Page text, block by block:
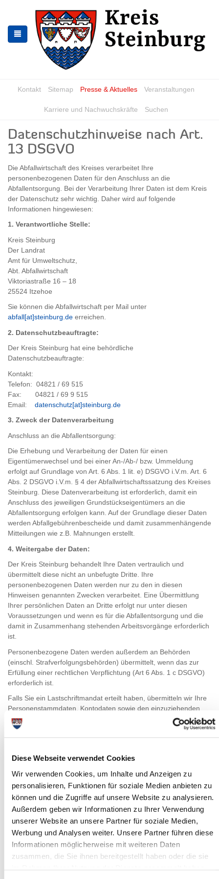
Diese Webseite verwendet Cookies
Wir verwenden Cookies, um Inhalte und Anzeigen zu
personalisieren, Funktionen für soziale Medien anbieten zu
können und die Zugriffe auf unsere Website zu analysieren.
Außerdem geben wir Informationen zu Ihrer Verwendung
unserer Website an unsere Partner für soziale Medien,
Werbung und Analysen weiter. Unsere Partner führen diese
Informationen möglicherweise mit weiteren Daten
zusammen, die Sie ihnen bereitgestellt haben oder die sie
the
navigation
the
content
Kontakt Sitemap Presse & Aktuelles Veranstaltungen
Karriere und Nachwuchskräfte Suchen
Datenschutzhinweise nach Art.
13 DSGVO
Die Abfallwirtschaft des Kreises verarbeitet Ihre
personenbezogenen Daten für den Anschluss an die
Abfallentsorgung. Bei der Verarbeitung Ihrer Daten ist dem Kreis
der Datenschutz sehr wichtig. Daher wird auf folgende
Informationen hingewiesen:
1. Verantwortliche Stelle:
Kreis Steinburg
Der Landrat
Amt für Umweltschutz,
Abt. Abfallwirtschaft
Viktoriastraße 16 – 18
25524 Itzehoe
Sie können die Abfallwirtschaft per Mail unter
abfall[at]steinburg.de erreichen.
2. Datenschutzbeauftragte:
Der Kreis Steinburg hat eine behördliche
Datenschutzbeauftragte:
Kontakt:
Telefon: 04821 / 69 515
Fax: 04821 / 69 9 515
Email: datenschutz[at]steinburg.de
3. Zweck der Datenverarbeitung
Anschluss an die Abfallentsorgung:
Die Erhebung und Verarbeitung der Daten für einen
Eigentümerwechsel und bei einer An-/Ab-/ bzw. Ummeldung
erfolgt auf Grundlage von Art. 6 Abs. 1 lit. e) DSGVO i.V.m. Art. 6
Abs. 2 DSGVO i.V.m. § 4 der Abfallwirtschaftssatzung des Kreises
Steinburg. Diese Datenverarbeitung ist erforderlich, damit ein
Anschluss des jeweiligen Grundstückseigentümers an die
Abfallentsorgung erfolgen kann. Auf der Grundlage dieser Daten
werden Abfallgebührenbescheide und damit zusammenhängende
Mitteilungen wie z.B. Mahnungen erstellt.
4. Weitergabe der Daten:
Der Kreis Steinburg behandelt Ihre Daten vertraulich und
übermittelt diese nicht an unbefugte Dritte. Ihre
personenbezogenen Daten werden nur zu den in diesen
Hinweisen genannten Zwecken verarbeitet. Eine Übermittlung
Ihrer persönlichen Daten an Dritte erfolgt nur unter diesen
Voraussetzungen und wenn es für die Abfallentsorgung und die
damit in Zusammenhang stehenden Arbeitsvorgänge erforderlich
ist.
Personenbezogene Daten werden außerdem an Behörden
(einschl. Strafverfolgungsbehörden) übermittelt, wenn das zur
Erfüllung einer rechtlichen Verpflichtung (Art 6 Abs. 1 c DSGVO)
erforderlich ist.
Falls Sie ein Lastschriftmandat erteilt haben, übermitteln wir Ihre
Personenstammdaten, Kontodaten sowie den einzuziehenden
Betrag an die Bank.
GmbH als beauftragter IT-Dienstleister für das Fachverfahren
Logistikpartner – Zugriff.
Für die Einführung der Gelben Tonne zum 01.01.2027 und zur
Durchführung der Sammlung von Leichtverpackungen
übermitteln wir einmalig die hierfür erforderlichen Daten der
abfallrechtlich angeschlossenen Grundstücke an das von den
Systembetreibern beauftragte Logistikunternehmen
Umweltservice Nord GmbH (USN). Dabei handelt es sich um die
Adresse sowie die Anzahl der Restmüll- und Papier-Behälter. Die
Übermittlung erfolgt ausschließlich zum Zweck der Bereitstellung,